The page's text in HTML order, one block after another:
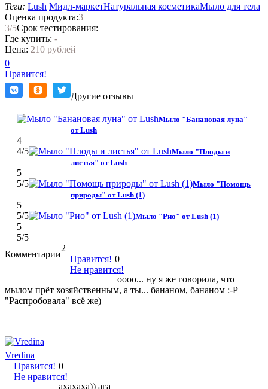
Теги: Lush Мидл-маркетНатуральная косметикаМыло для тела
Оценка продукта:3
3/5Срок тестирования:
Где купить: -
Цена: 210 рублей
0
Нравится!
Другие отзывы
Мыло "Банановая луна"
от Lush
4
4/5
Мыло "Плоды и
листья" от Lush
5
5/5
Мыло "Помощь
природы" от Lush (1)
5
5/5 Мыло "Рио" от Lush (1)
5
5/5
Комментарии
2
Нравится!
Не нравится!
0
оооо... ну я же говорила, что
мылом прёт хозяйственным, а ты... бананом, бананом :-P
"Распробовала" всё же)
Vredina
Нравится!
Не нравится!
0
ахахаха)) ага